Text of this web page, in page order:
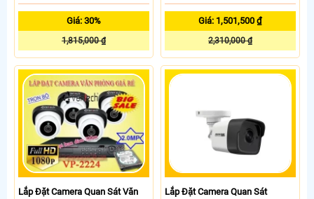
Giá: 30%
1,815,000 ₫
Giá: 1,501,500 ₫
2,310,000 ₫
Lắp Đặt Camera Quan Sát Văn
Lắp Đặt Camera Quan Sát